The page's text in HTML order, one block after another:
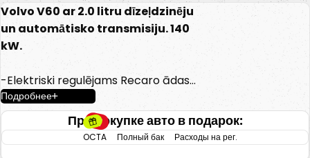
При покупке авто в подарок:
Расходы на рег.
Полный бак
OCTA
Volvo V60 ar 2.0 litru dīzeļdzinēju
un automātisko transmisiju. 140
kW.
-Elektriski regulējams Recaro ādas
salons.
-El. regulējami, apsildāmi un nolokami
spoguļi.
-Gaisa kondicionieris.
Подробнее